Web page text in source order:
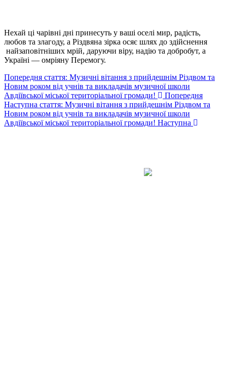
Нехай ці чарівні дні принесуть у ваші оселі мир, радість,
любов та злагоду, а Різдвяна зірка осяє шлях до здійснення
найзаповітніших мрій, даруючи віру, надію та добробут, а
Україні — омріяну Перемогу.
Попередня стаття: Музичні вітання з прийдешнім Різдвом та
Новим роком від учнів та викладачів музичної школи
Авдіївської міської територіальної громади!
Попередня
Наступна стаття: Музичні вітання з прийдешнім Різдвом та
Новим роком від учнів та викладачів музичної школи
Авдіївської міської територіальної громади! Наступна